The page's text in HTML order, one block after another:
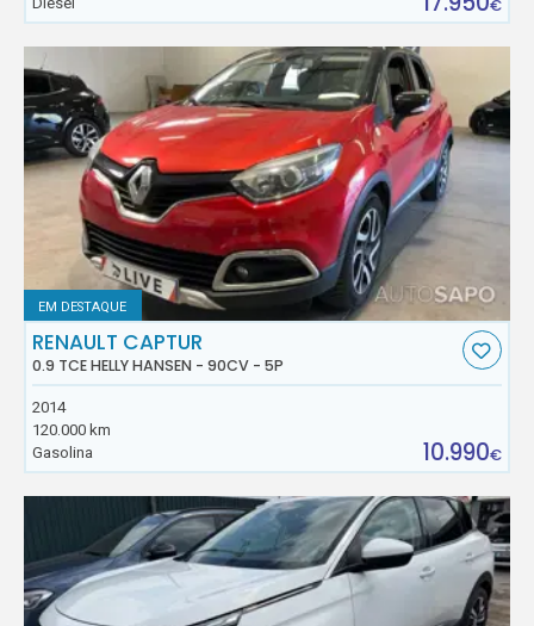
€
EM DESTAQUE
RENAULT CAPTUR
0.9 TCE HELLY HANSEN - 90CV - 5P
2014
120.000 km
Gasolina
10.990€